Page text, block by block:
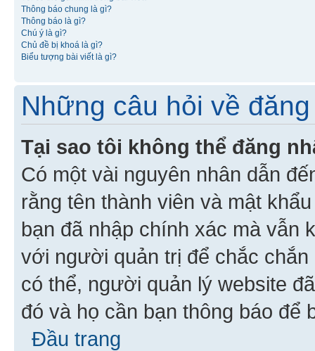
Thông báo chung là gì?
Thông báo là gì?
Chú ý là gì?
Chủ đề bị khoá là gì?
Biểu tượng bài viết là gì?
Những câu hỏi về
Tại sao tôi không thể đăng
Có một vài nguyên nhân dẫn
rằng tên thành viên và mật
bạn đã nhập chính xác mà vẫn
với người quản trị để chắc
có thể, người quản lý website
đó và họ cần bạn thông báo để
Đầu trang